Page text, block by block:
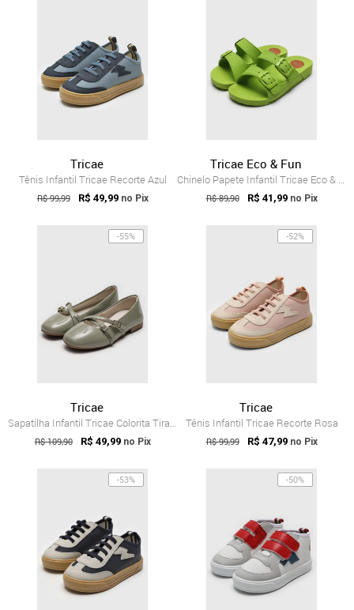
Tricae
Tênis Infantil Tricae Recorte Azul
R$ 99,99 R$ 49,99 no Pix
Tricae Eco & Fun
Chinelo Papete Infantil Tricae Eco & Fun...
R$ 89,90 R$ 41,99 no Pix
-55%
Tricae
Sapatilha Infantil Tricae Colorita Tira ...
R$ 109,90 R$ 49,99 no Pix
-52%
Tricae
Tênis Infantil Tricae Recorte Rosa
R$ 99,99 R$ 47,99 no Pix
-53% -50%